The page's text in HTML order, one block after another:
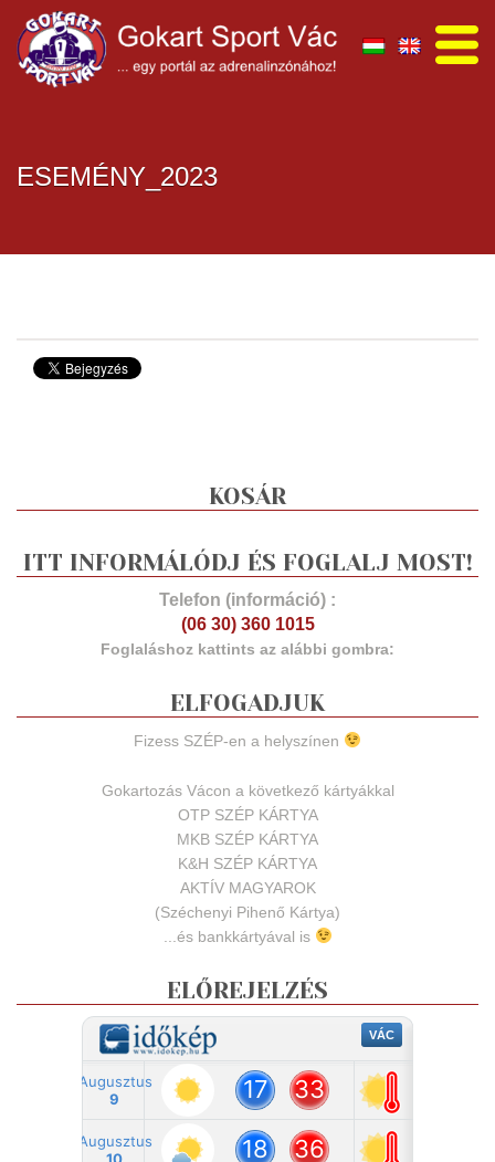
ESEMÉNY_2023
KOSÁR
ITT INFORMÁLÓDJ ÉS FOGLALJ MOST!
Telefon (információ) :
(06 30) 360 1015
Foglaláshoz kattints az alábbi gombra:
ELFOGADJUK
Fizess SZÉP-en a helyszínen
Gokartozás Vácon a következő kártyákkal
OTP SZÉP KÁRTYA
MKB SZÉP KÁRTYA
K&H SZÉP KÁRTYA
AKTÍV MAGYAROK
(Széchenyi Pihenő Kártya)
...és bankkártyával is
ELŐREJELZÉS